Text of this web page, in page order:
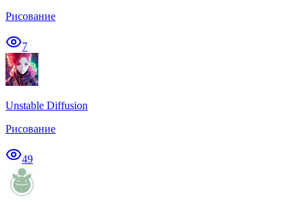
Рисование
7
Unstable Diffusion
Рисование
49